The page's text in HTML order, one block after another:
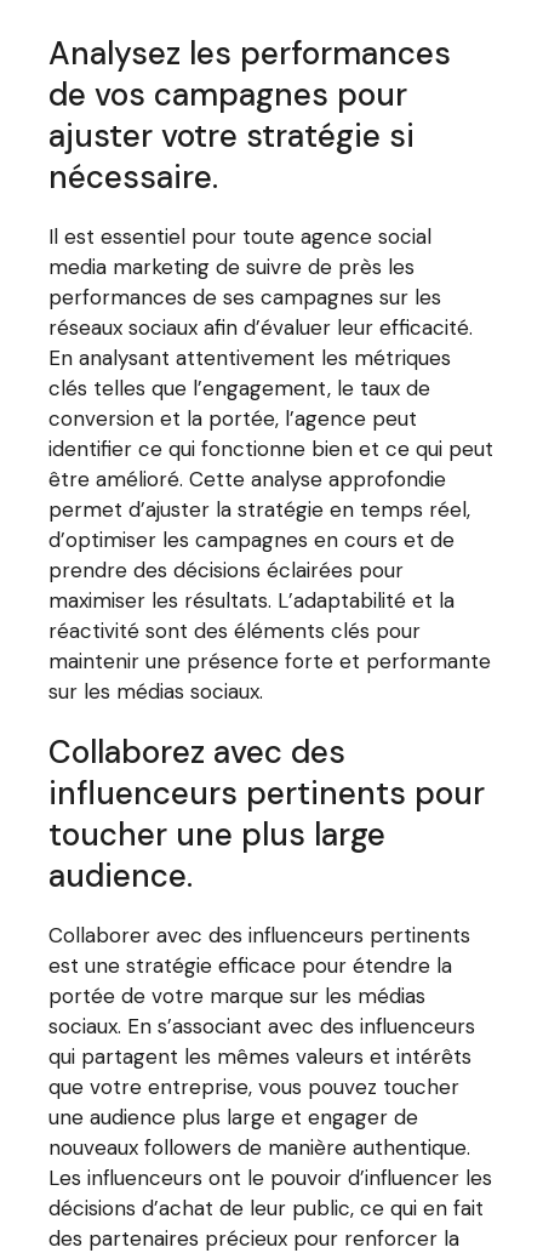
Analysez les performances
de vos campagnes pour
ajuster votre stratégie si
nécessaire.
Il est essentiel pour toute agence social
media marketing de suivre de près les
performances de ses campagnes sur les
réseaux sociaux afin d’évaluer leur efficacité.
En analysant attentivement les métriques
clés telles que l’engagement, le taux de
conversion et la portée, l’agence peut
identifier ce qui fonctionne bien et ce qui peut
être amélioré. Cette analyse approfondie
permet d’ajuster la stratégie en temps réel,
d’optimiser les campagnes en cours et de
prendre des décisions éclairées pour
maximiser les résultats. L’adaptabilité et la
réactivité sont des éléments clés pour
maintenir une présence forte et performante
sur les médias sociaux.
Collaborez avec des
influenceurs pertinents pour
toucher une plus large
audience.
Collaborer avec des influenceurs pertinents
est une stratégie efficace pour étendre la
portée de votre marque sur les médias
sociaux. En s’associant avec des influenceurs
qui partagent les mêmes valeurs et intérêts
que votre entreprise, vous pouvez toucher
une audience plus large et engager de
nouveaux followers de manière authentique.
Les influenceurs ont le pouvoir d’influencer les
décisions d’achat de leur public, ce qui en fait
des partenaires précieux pour renforcer la